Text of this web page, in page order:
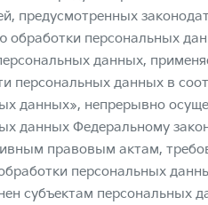
предусмотренных
обработки персональных
данных,
персональных данных в
данных», непрерывно
данных Федеральному
правовым актам,
персональных
субъектам персональных